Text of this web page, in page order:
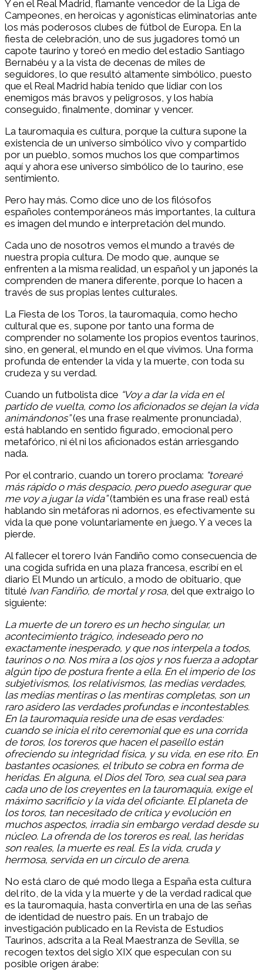
Y en el Real Madrid, flamante vencedor de la Liga de
Campeones, en heroicas y agonísticas eliminatorias ante
los más poderosos clubes de fútbol de Europa. En la
fiesta de celebración, uno de sus jugadores tomó un
capote taurino y toreó en medio del estadio Santiago
Bernabéu y a la vista de decenas de miles de
seguidores, lo que resultó altamente simbólico, puesto
que el Real Madrid había tenido que lidiar con los
enemigos más bravos y peligrosos, y los había
conseguido, finalmente, dominar y vencer.
La tauromaquia es cultura, porque la cultura supone la
existencia de un universo simbólico vivo y compartido
por un pueblo, somos muchos los que compartimos
aquí y ahora ese universo simbólico de lo taurino, ese
sentimiento.
Pero hay más. Como dice uno de los filósofos
españoles contemporáneos más importantes, la cultura
es imagen del mundo e interpretación del mundo.
Cada uno de nosotros vemos el mundo a través de
nuestra propia cultura. De modo que, aunque se
enfrenten a la misma realidad, un español y un japonés la
comprenden de manera diferente, porque lo hacen a
través de sus propias lentes culturales.
La Fiesta de los Toros, la tauromaquia, como hecho
cultural que es, supone por tanto una forma de
comprender no solamente los propios eventos taurinos,
sino, en general, el mundo en el que vivimos. Una forma
profunda de entender la vida y la muerte, con toda su
crudeza y su verdad.
Cuando un futbolista dice “Voy a dar la vida en el
partido de vuelta, como los aficionados se dejan la vida
animándonos”(es una frase realmente pronunciada),
está hablando en sentido figurado, emocional pero
metafórico, ni él ni los aficionados están arriesgando
nada.
Por el contrario, cuando un torero proclama: “torearé
más rápido o más despacio, pero puedo asegurar que
me voy a jugar la vida”(también es una frase real) está
hablando sin metáforas ni adornos, es efectivamente su
vida la que pone voluntariamente en juego. Y a veces la
pierde.
Al fallecer el torero Iván Fandiño como consecuencia de
una cogida sufrida en una plaza francesa, escribí en el
diario El Mundo un artículo, a modo de obituario, que
titulé Ivan Fandiño, de mortal y rosa, del que extraigo lo
siguiente:
La muerte de un torero es un hecho singular, un
acontecimiento trágico, indeseado pero no
exactamente inesperado, y que nos interpela a todos,
taurinos o no. Nos mira a los ojos y nos fuerza a adoptar
algún tipo de postura frente a ella. En el imperio de los
subjetivismos, los relativismos, las medias verdades,
las medias mentiras o las mentiras completas, son un
raro asidero las verdades profundas e incontestables.
En la tauromaquia reside una de esas verdades:
cuando se inicia el rito ceremonial que es una corrida
de toros, los toreros que hacen el paseíllo están
ofreciendo su integridad física, y su vida, en ese rito. En
bastantes ocasiones, el tributo se cobra en forma de
heridas. En alguna, el Dios del Toro, sea cual sea para
cada uno de los creyentes en la tauromaquia, exige el
máximo sacrificio y la vida del oficiante. El planeta de
los toros, tan necesitado de crítica y evolución en
muchos aspectos, irradia sin embargo verdad desde su
núcleo. La ofrenda de los toreros es real, las heridas
son reales, la muerte es real. Es la vida, cruda y
hermosa, servida en un círculo de arena.
No está claro de qué modo llega a España esta cultura
del rito, de la vida y la muerte y de la verdad radical que
es la tauromaquia, hasta convertirla en una de las señas
de identidad de nuestro país. En un trabajo de
investigación publicado en la Revista de Estudios
Taurinos, adscrita a la Real Maestranza de Sevilla, se
recogen textos del siglo XIX que especulan con su
posible origen árabe: